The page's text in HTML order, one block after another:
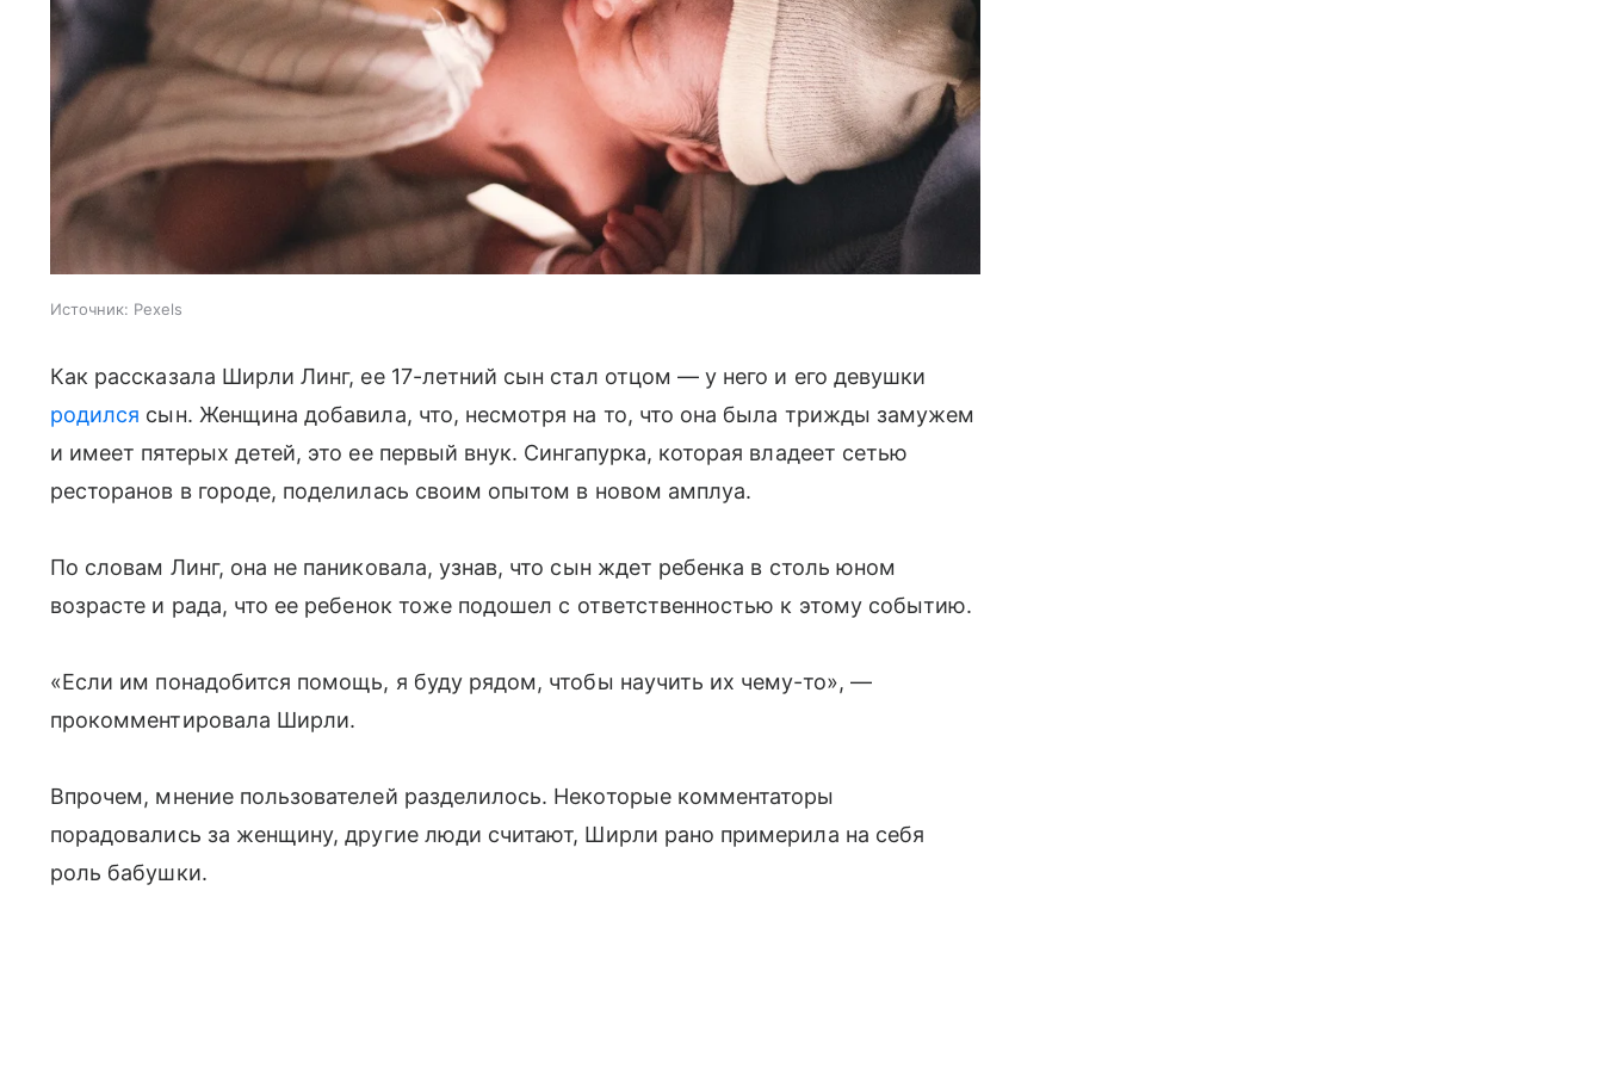
Источник: Pexels
Как рассказала Ширли Линг, ее 17-летний сын стал отцом — у него и его девушки
родился сын. Женщина добавила, что, несмотря на то, что она была трижды замужем
и имеет пятерых детей, это ее первый внук. Сингапурка, которая владеет сетью
ресторанов в городе, поделилась своим опытом в новом амплуа.
По словам Линг, она не паниковала, узнав, что сын ждет ребенка в столь юном
возрасте и рада, что ее ребенок тоже подошел с ответственностью к этому событию.
«Если им понадобится помощь, я буду рядом, чтобы научить их чему-то», —
прокомментировала Ширли.
Впрочем, мнение пользователей разделилось. Некоторые комментаторы
порадовались за женщину, другие люди считают, Ширли рано примерила на себя
роль бабушки.